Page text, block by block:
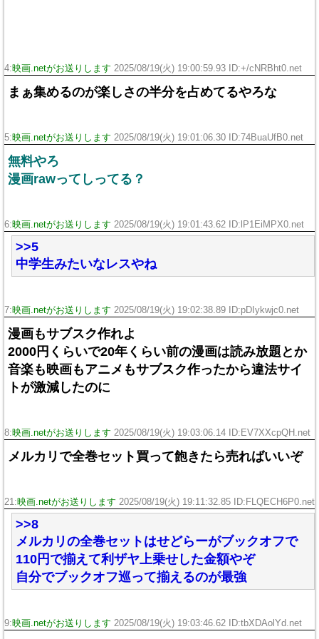
4:映画.netがお送りします 2025/08/19(火) 19:00:59.93 ID:+/cNRBht0.net
まぁ集めるのが楽しさの半分を占めてるやろな
5:映画.netがお送りします 2025/08/19(火) 19:01:06.30 ID:74BuaUfB0.net
無料やろ
漫画rawってしってる？
6:映画.netがお送りします 2025/08/19(火) 19:01:43.62 ID:lP1EiMPX0.net
>>5
中学生みたいなレスやね
7:映画.netがお送りします 2025/08/19(火) 19:02:38.89 ID:pDIykwjc0.net
漫画もサブスク作れよ
2000円くらいで20年くらい前の漫画は読み放題とか
音楽も映画もアニメもサブスク作ったから違法サイ
トが激減したのに
8:映画.netがお送りします 2025/08/19(火) 19:03:06.14 ID:EV7XXcpQH.net
メルカリで全巻セット買って飽きたら売ればいいぞ
21:映画.netがお送りします 2025/08/19(火) 19:11:32.85 ID:FLQECH6P0.net
>>8
メルカリの全巻セットはせどらーがブックオフで
110円で揃えて利ザヤ上乗せした金額やぞ
自分でブックオフ巡って揃えるのが最強
9:映画.netがお送りします 2025/08/19(火) 19:03:46.62 ID:tbXDAolYd.net